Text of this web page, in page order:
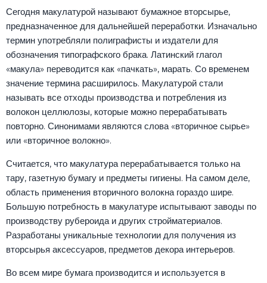
Сегодня макулатурой называют бумажное вторсырье,
предназначенное для дальнейшей переработки. Изначально
термин употребляли полиграфисты и издатели для
обозначения типографского брака. Латинский глагол
«макула» переводится как «пачкать», марать. Со временем
значение термина расширилось. Макулатурой стали
называть все отходы производства и потребления из
волокон целлюлозы, которые можно перерабатывать
повторно. Синонимами являются слова «вторичное сырье»
или «вторичное волокно».
Считается, что макулатура перерабатывается только на
тару, газетную бумагу и предметы гигиены. На самом деле,
область применения вторичного волокна гораздо шире.
Большую потребность в макулатуре испытывают заводы по
производству рубероида и других стройматериалов.
Разработаны уникальные технологии для получения из
вторсырья аксессуаров, предметов декора интерьеров.
Во всем мире бумага производится и используется в